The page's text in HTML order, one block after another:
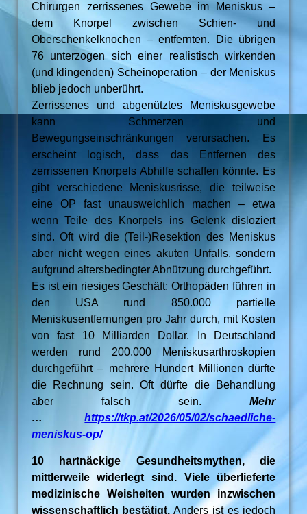
Chirurgen zerrissenes Gewebe im Meniskus –
dem Knorpel zwischen Schien- und
Oberschenkelknochen – entfernten. Die übrigen
76 unterzogen sich einer realistisch wirkenden
(und klingenden) Scheinoperation – der Meniskus
blieb jedoch unberührt.
Zerrissenes und abgenütztes Meniskusgewebe
kann Schmerzen und
Bewegungseinschränkungen verursachen. Es
erscheint logisch, dass das Entfernen des
zerrissenen Knorpels Abhilfe schaffen könnte. Es
gibt verschiedene Meniskusrisse, die teilweise
eine OP fast unausweichlich machen – etwa
wenn Teile des Knorpels ins Gelenk disloziert
sind. Oft wird die (Teil-)Resektion des Meniskus
aber nicht wegen eines akuten Unfalls, sondern
aufgrund altersbedingter Abnützung durchgeführt.
Es ist ein riesiges Geschäft: Orthopäden führen in
den USA rund 850.000 partielle
Meniskusentfernungen pro Jahr durch, mit Kosten
von fast 10 Milliarden Dollar. In Deutschland
werden rund 200.000 Meniskusarthroskopien
durchgeführt – mehrere Hundert Millionen dürfte
die Rechnung sein. Oft dürfte die Behandlung
aber falsch sein.Mehr
…https://tkp.at/2026/05/02/schaedliche-
meniskus-op/
10 hartnäckige Gesundheitsmythen, die
mittlerweile widerlegt sind. Viele überlieferte
medizinische Weisheiten wurden inzwischen
wissenschaftlich bestätigt. Anders ist es jedoch